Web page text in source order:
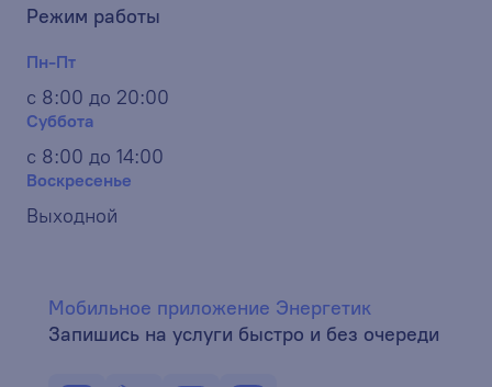
Режим работы
Пн-Пт
с 8:00 до 20:00
Суббота
с 8:00 до 14:00
Воскресенье
Выходной
Мобильное приложение Энергетик
Запишись на услуги быстро и без очереди